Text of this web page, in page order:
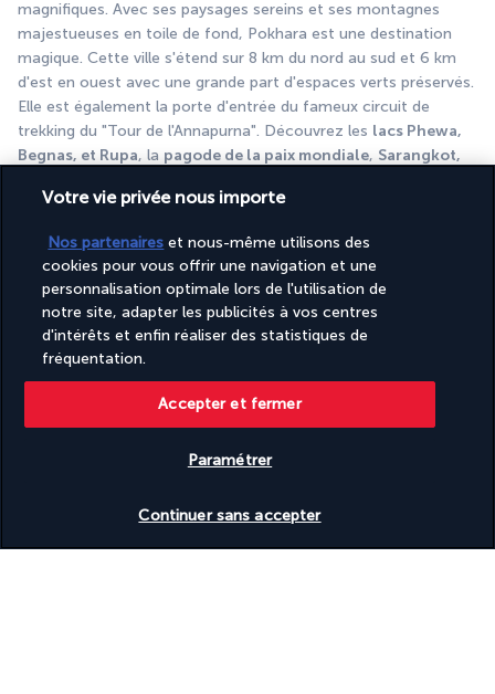
magnifiques. Avec ses paysages sereins et ses montagnes
majestueuses en toile de fond, Pokhara est une destination
magique. Cette ville s'étend sur 8 km du nord au sud et 6 km
d'est en ouest avec une grande part d'espaces verts préservés.
Elle est également la porte d'entrée du fameux circuit de
trekking du "Tour de l'Annapurna". Découvrez les lacs Phewa,
Begnas, et Rupa, la pagode de la paix mondiale, Sarangkot,
international de l'alpinisme parmi les attractions
A l'arrivée, enregistrement à l'hôtel (Arrivée standard à 14h00).
Après-midi: Monastère de Hyamja pour une séance de prière
(environ entre 15h00 et 16h30 sous réserve de modifications
sans information préalable).
Découvrez le monastère de Jangchub Choeling
appelé monastère de Hyamja, est un lieu respectueux abritant
un site spirituel et culturel majeur pour la communauté
Arrivée et enregistrement à l'hôtel pour 2 nuits (L'heure
Votre vie privée nous importe
Nos partenaires et nous-même utilisons des
cookies pour vous offrir une navigation et une
personnalisation optimale lors de l'utilisation de
notre site, adapter les publicités à vos centres
d'intérêts et enfin réaliser des statistiques de
fréquentation.
Paramétrer
Continuer sans accepter
Accepter et fermer